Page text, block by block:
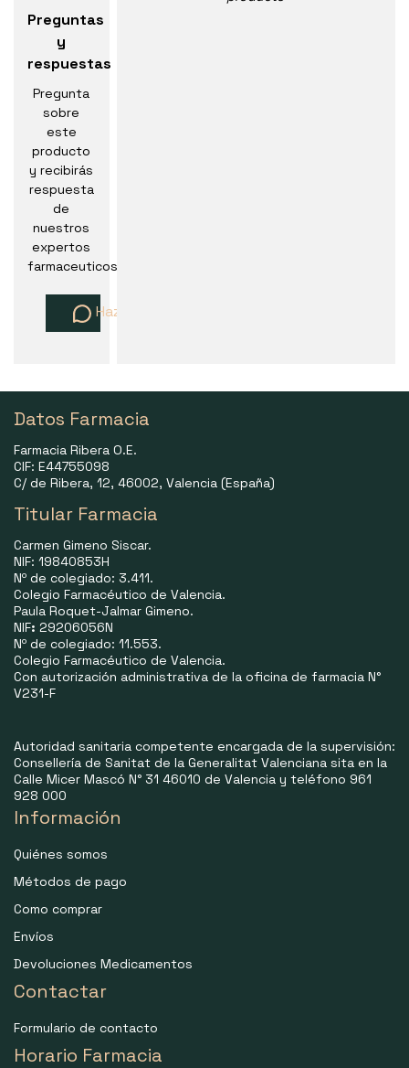
Preguntas
y
respuestas
Pregunta
sobre
este
producto
y recibirás
respuesta
de
nuestros
expertos
farmaceuticos
Haz una pregunta
Datos Farmacia
Farmacia Ribera O.E.
CIF: E44755098
C/ de Ribera, 12, 46002, Valencia (España)
Titular Farmacia
Carmen Gimeno Siscar.
NIF: 19840853H
Nº de colegiado: 3.411.
Colegio Farmacéutico de Valencia.
Paula Roquet-Jalmar Gimeno.
NIF: 29206056N
Nº de colegiado: 11.553.
Colegio Farmacéutico de Valencia.
Con autorización administrativa de la oficina de farmacia N°
V231-F
Autoridad sanitaria competente encargada de la supervisión:
Consellería de Sanitat de la Generalitat Valenciana sita en la
Calle Micer Mascó N° 31 46010 de Valencia y teléfono 961
928 000
Información
Quiénes somos
Métodos de pago
Como comprar
Envíos
Devoluciones Medicamentos
Contactar
Formulario de contacto
Horario Farmacia